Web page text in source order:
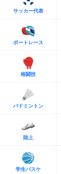
サッカー代表
ボートレース
格闘技
バドミントン
陸上
学生バスケ